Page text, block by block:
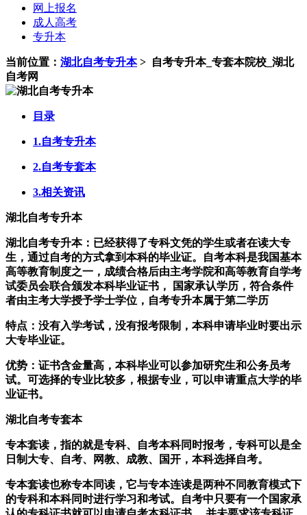
网上报名
成人高考
专升本
当前位置： 湖北自考专升本> 自考专升本_专套本院校_湖北
自考网
目录
1.自考专升本
2.自考专套本
3.相关资讯
湖北自考专升本
湖北自考专升本：已经获得了专科文凭的学生或者在读大专
生，通过自考的方式拿到本科的毕业证。自考本科是我国基本
高等教育制度之一，成绩合格后由主考学院和高等教育自学考
试委员会联合颁发本科毕业证书， 国家承认学历，符合条件
者由主考大学授予学士学位，自考专升本属于第二学历
特点：没有入学考试，没有报考限制，本科申请毕业时要出示
大专毕业证。
优势：证书含金量高，本科毕业可以参加研究生和公务员考
试。可选择的专业比较多，根据专业，可以申请重点大学的毕
业证书。
湖北自考专套本
专本套读，指的就是专科、自考本科同时报考，专科可以是全
日制大专、自考、网教、成教、国开，本科选择自考。
专本套读也称专本同读，它与专本连读是两种不同教育模式下
的专科和本科同时进行学习和考试。自考中只要有一个国家承